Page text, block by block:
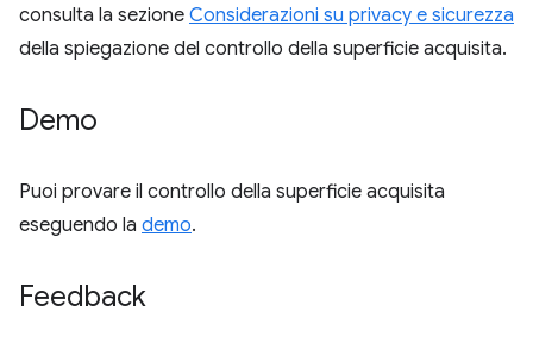
consulta la sezione Considerazioni su privacy e sicurezza
della spiegazione del controllo della superficie acquisita.
Demo
Puoi provare il controllo della superficie acquisita
eseguendo la demo.
Feedback